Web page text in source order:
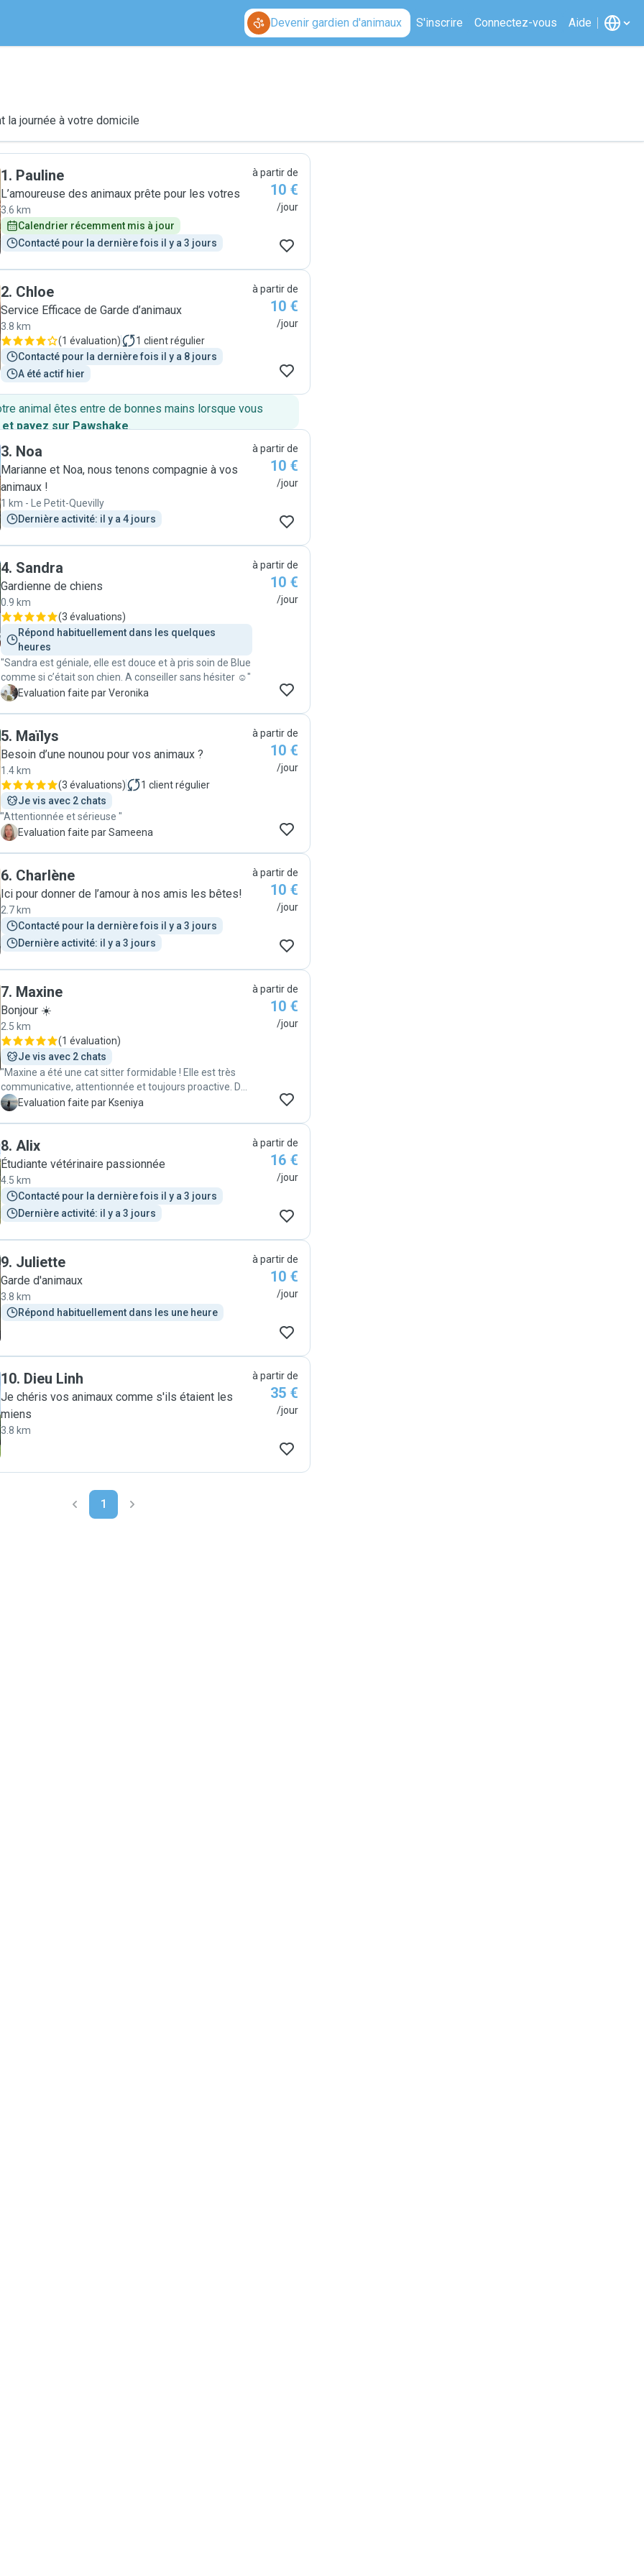
Devenir gardien d'animaux S'inscrire Connectez-vous Aide
la journée à votre domicile
1. Pauline
L’amoureuse des animaux prête pour les votres
3.6 km
Calendrier récemment mis à jour
Contacté pour la dernière fois il y a 3 jours
à partir de
10 €
/jour
2. Chloe
Service Efficace de Garde d’animaux
3.8 km
(1 évaluation) 1 client régulier
Contacté pour la dernière fois il y a 8 jours
A été actif hier
à partir de
10 €
/jour
animal êtes entre de bonnes mains lorsque vous
payez sur Pawshake.
3. Noa
Marianne et Noa, nous tenons compagnie à vos
animaux !
1 km - Le Petit-Quevilly
Dernière activité: il y a 4 jours
à partir de
10 €
/jour
4. Sandra
Gardienne de chiens
0.9 km
(3 évaluations)
Répond habituellement dans les quelques
heures
"Sandra est géniale, elle est douce et à pris soin de Blue
comme si c’était son chien. A conseiller sans hésiter ☺️"
V Evaluation faite par Veronika
à partir de
10 €
/jour
5. Maïlys
Besoin d’une nounou pour vos animaux ?
1.4 km
(3 évaluations) 1 client régulier
Je vis avec 2 chats
"Attentionnée et sérieuse "
S Evaluation faite par Sameena
à partir de
10 €
/jour
6. Charlène
Ici pour donner de l’amour à nos amis les bêtes!
2.7 km
Contacté pour la dernière fois il y a 3 jours
Dernière activité: il y a 3 jours
à partir de
10 €
/jour
7. Maxine
Bonjour ☀️
2.5 km
(1 évaluation)
Je vis avec 2 chats
"Maxine a été une cat sitter formidable ! Elle est très
communicative, attentionnée et toujours proactive. Dès
le début, nous nous sommes sentis en confiance grâce
d’affection, tout en nous tenant régulièrement
informés. On voyait que la relation avec notre chat était
naturelle et confortable, aussi bien pour elle que pour
lui. À notre retour, notre chat était détendu et heureux.
Nous recommandons Maxine sans hésitation ! "
K Evaluation faite par Kseniya
à partir de
10 €
/jour
8. Alix
Étudiante vétérinaire passionnée
4.5 km
Contacté pour la dernière fois il y a 3 jours
Dernière activité: il y a 3 jours
à partir de
16 €
/jour
9. Juliette
Garde d'animaux
3.8 km
Répond habituellement dans les une heure
à partir de
10 €
/jour
10. Dieu Linh
Je chéris vos animaux comme s'ils étaient les
miens
3.8 km
à partir de
35 €
/jour
1